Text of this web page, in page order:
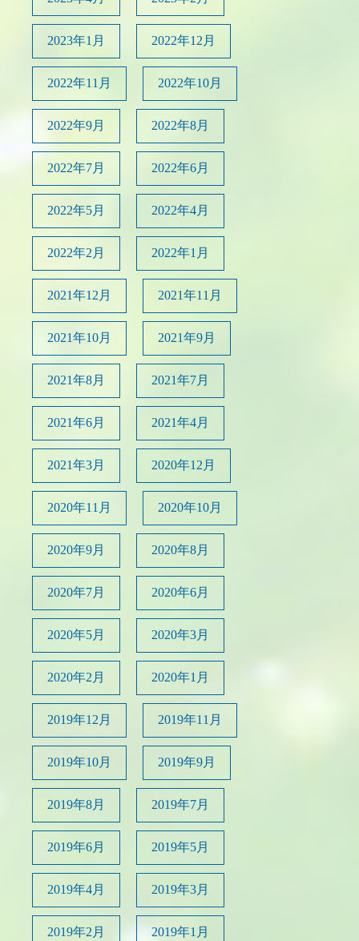
2023年1月 2022年12月
2022年11月 2022年10月
2022年9月 2022年8月
2022年7月 2022年6月
2022年5月 2022年4月
2022年2月 2022年1月
2021年12月 2021年11月
2021年10月 2021年9月
2021年8月 2021年7月
2021年6月 2021年4月
2021年3月 2020年12月
2020年11月 2020年10月
2020年9月 2020年8月
2020年7月 2020年6月
2020年5月 2020年3月
2020年2月 2020年1月
2019年12月 2019年11月
2019年10月 2019年9月
2019年8月 2019年7月
2019年6月 2019年5月
2019年4月 2019年3月
2019年2月 2019年1月